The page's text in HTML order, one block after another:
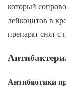
который
лейкоцитов в
препарат снят с
Антибиотики